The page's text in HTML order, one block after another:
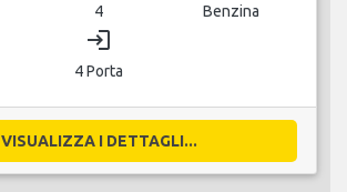
4 Benzina
login
4 Porta
VISUALIZZA I DETTAGLI...